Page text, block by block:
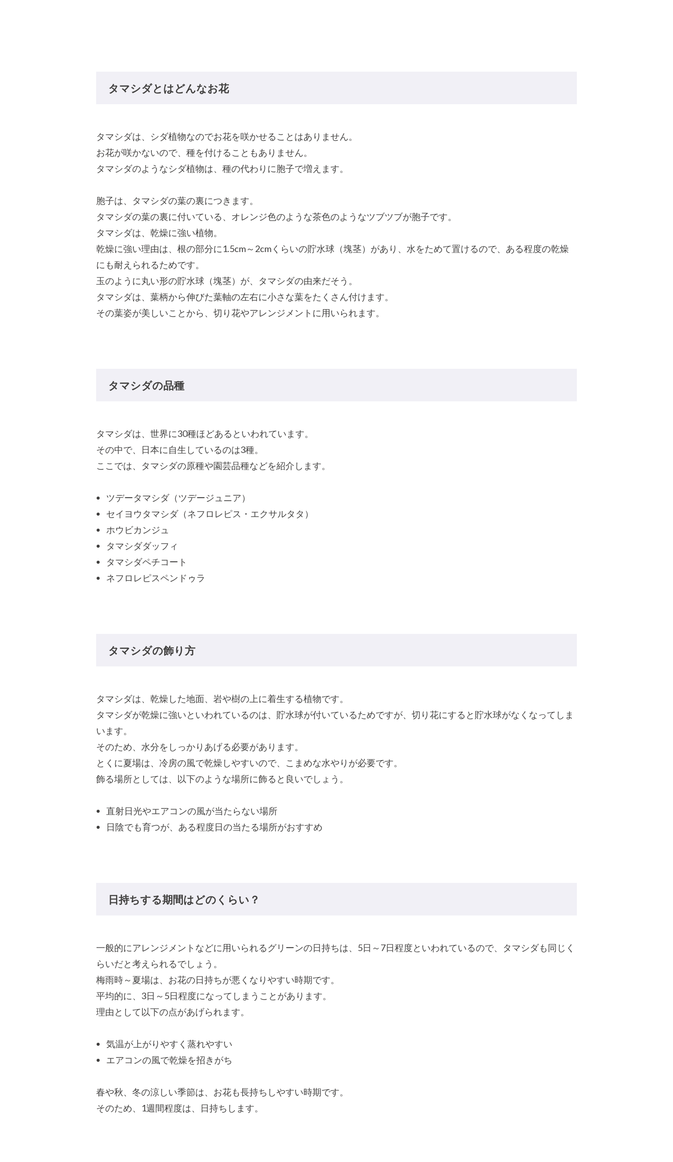
タマシダとはどんなお花
タマシダは、シダ植物なのでお花を咲かせることはありません。
お花が咲かないので、種を付けることもありません。
タマシダのようなシダ植物は、種の代わりに胞子で増えます。
胞子は、タマシダの葉の裏につきます。
タマシダの葉の裏に付いている、オレンジ色のような茶色のようなツブツブが胞子です。
タマシダは、乾燥に強い植物。
乾燥に強い理由は、根の部分に1.5cm～2cmくらいの貯水球（塊茎）があり、水をためて置けるので、ある程度の乾燥
にも耐えられるためです。
玉のように丸い形の貯水球（塊茎）が、タマシダの由来だそう。
タマシダは、葉柄から伸びた葉軸の左右に小さな葉をたくさん付けます。
その葉姿が美しいことから、切り花やアレンジメントに用いられます。
タマシダの品種
タマシダは、世界に30種ほどあるといわれています。
その中で、日本に自生しているのは3種。
ここでは、タマシダの原種や園芸品種などを紹介します。
ツデータマシダ（ツデージュニア）
セイヨウタマシダ（ネフロレピス・エクサルタタ）
ホウビカンジュ
タマシダダッフィ
タマシダペチコート
ネフロレピスペンドゥラ
タマシダの飾り方
タマシダは、乾燥した地面、岩や樹の上に着生する植物です。
タマシダが乾燥に強いといわれているのは、貯水球が付いているためですが、切り花にすると貯水球がなくなってしま
います。
そのため、水分をしっかりあげる必要があります。
とくに夏場は、冷房の風で乾燥しやすいので、こまめな水やりが必要です。
飾る場所としては、以下のような場所に飾ると良いでしょう。
直射日光やエアコンの風が当たらない場所
日陰でも育つが、ある程度日の当たる場所がおすすめ
日持ちする期間はどのくらい？
一般的にアレンジメントなどに用いられるグリーンの日持ちは、5日～7日程度といわれているので、タマシダも同じく
らいだと考えられるでしょう。
梅雨時～夏場は、お花の日持ちが悪くなりやすい時期です。
平均的に、3日～5日程度になってしまうことがあります。
理由として以下の点があげられます。
気温が上がりやすく蒸れやすい
エアコンの風で乾燥を招きがち
春や秋、冬の涼しい季節は、お花も長持ちしやすい時期です。
そのため、1週間程度は、日持ちします。